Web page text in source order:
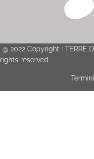
@ 2022 Copyright | TERRE
rights reserved